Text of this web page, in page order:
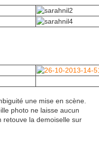
une mise en scène.
photo ne laisse aucun
retouve la demoiselle sur